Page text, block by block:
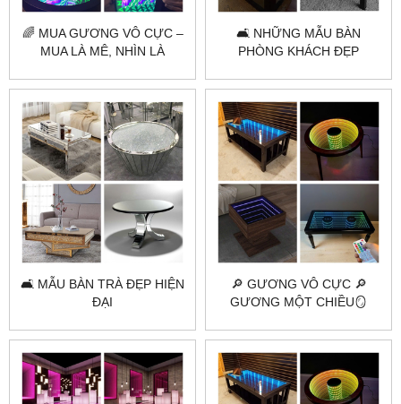
🌈 MUA GƯƠNG VÔ CỰC –
MUA LÀ MÊ, NHÌN LÀ
🛋️ NHỮNG MẪU BÀN
PHÒNG KHÁCH ĐẸP
🛋️ MẪU BÀN TRÀ ĐẸP HIỆN
ĐẠI
🔎 GƯƠNG VÔ CỰC 🔎
GƯƠNG MỘT CHIỀU🪞